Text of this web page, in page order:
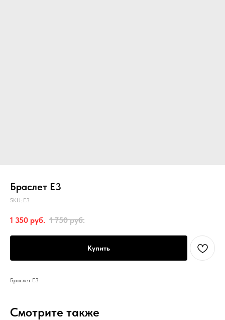
Браслет Е3
SKU: Е3
1 350 руб. 1 750 руб.
Купить
Браслет Е3
Смотрите также